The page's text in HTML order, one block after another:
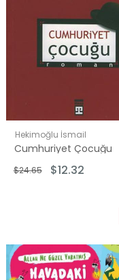
Hekimoğlu İsmail
Cumhuriyet Çocuğu
$12.32
$24.65